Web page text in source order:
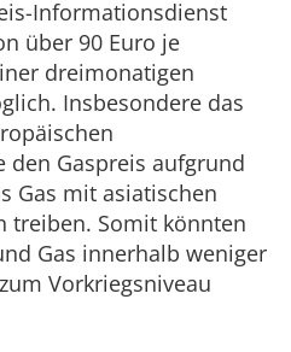
Informationsdienst
über 90 Euro je
dreimonatigen
Insbesondere das
den Gaspreis aufgrund
Gas mit asiatischen
treiben. Somit könnten
Gas innerhalb weniger
Vorkriegsniveau